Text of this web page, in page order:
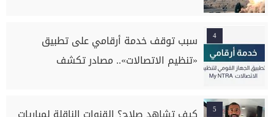
4
سبب توقف خدمة أرقامي على تطبيق
«تنظيم الاتصالات».. مصادر تكشف
5